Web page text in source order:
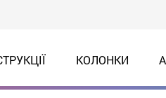
КОЛОНКИ